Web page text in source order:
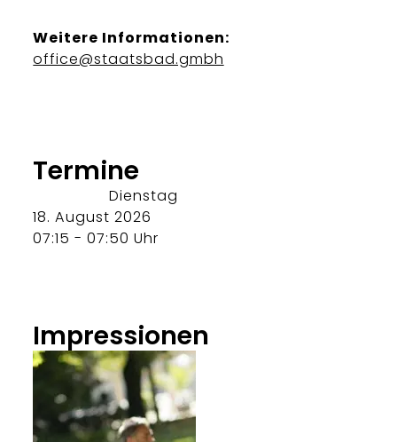
Weitere Informationen:
office@staatsbad.gmbh
Termine
Dienstag
18. August 2026
07:15 - 07:50 Uhr
Impressionen